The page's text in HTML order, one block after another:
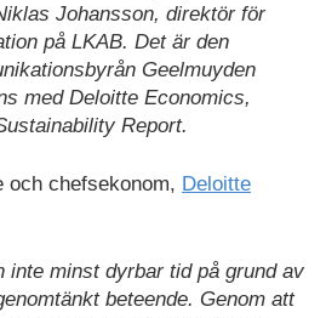
Johansson, direktör för
på LKAB. Det är den
Geelmuyden
med Deloitte Economics,
Report.
och chefsekonom, Deloitte
inte minst dyrbar tid på grund av
beteende. Genom att